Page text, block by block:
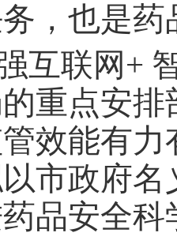
，也是
强互联网+
重点安
效能有
市政府
品安全